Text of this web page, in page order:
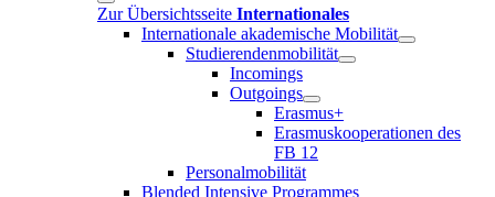
Zur Übersichtsseite Internationales
Internationale akademische Mobilität
Studierendenmobilität
Incomings
Outgoings
Erasmus+
Erasmuskooperationen des
FB 12
Personalmobilität
Blended Intensive Programmes